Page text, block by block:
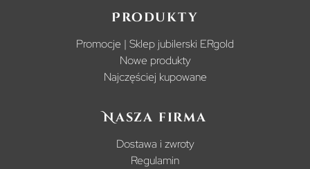
Produkty
Promocje | Sklep jubilerski ERgold
Nowe produkty
Najczęściej kupowane
Nasza firma
Dostawa i zwroty
Regulamin